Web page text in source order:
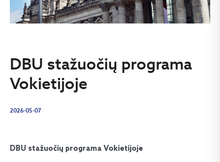
DBU stažuočių programa
Vokietijoje
2026-05-07
DBU stažuočių programa Vokietijoje